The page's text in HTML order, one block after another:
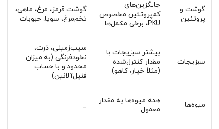
گوشت و
پروتئین
جایگزین‌های
کم‌پروتئین مخصوص
PKU، برخی مکمل‌ها
گوشت قرمز، مرغ، ماهی،
تخم‌مرغ، سویا، حبوبات
سبزیجات
بیشتر سبزیجات با
مقدار کنترل‌شده
(مثلاً خیار، کاهو)
سیب‌زمینی، ذرت،
نخودفرنگی (به میزان
محدود و با حساب
فنیل‌آلانین)
میوه‌ها
همه میوه‌ها به مقدار
معمول
_